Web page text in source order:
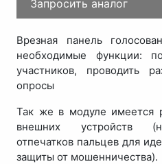
Запросить аналог
Врезная панель
необходимые функции:
участников, проводить
опросы
Так же в модуле имеется
внешних устройств
отпечатков пальцев для
защиты от мошенничества).